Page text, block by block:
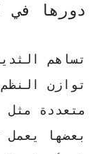
دورها في
تساهم
توازن
متعددة مثل
بعضها يعمل